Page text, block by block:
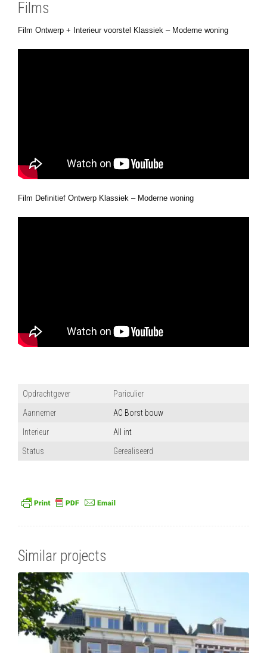
Films
Film Ontwerp + Interieur voorstel Klassiek – Moderne woning
Film Definitief Ontwerp Klassiek – Moderne woning
Opdrachtgever
Pariculier
Aannemer
AC Borst bouw
Interieur
All int
Status
Gerealiseerd
Similar projects